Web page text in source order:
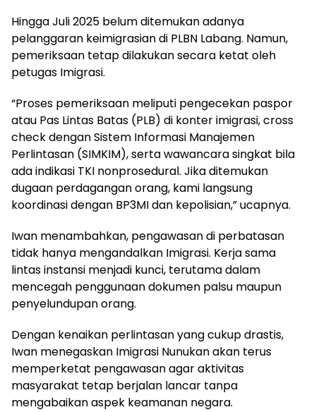
Hingga Juli 2025 belum ditemukan adanya
pelanggaran keimigrasian di PLBN Labang. Namun,
pemeriksaan tetap dilakukan secara ketat oleh
petugas Imigrasi.
“Proses pemeriksaan meliputi pengecekan paspor
atau Pas Lintas Batas (PLB) di konter imigrasi, cross
check dengan Sistem Informasi Manajemen
Perlintasan (SIMKIM), serta wawancara singkat bila
ada indikasi TKI nonprosedural. Jika ditemukan
dugaan perdagangan orang, kami langsung
koordinasi dengan BP3MI dan kepolisian,” ucapnya.
Iwan menambahkan, pengawasan di perbatasan
tidak hanya mengandalkan Imigrasi. Kerja sama
lintas instansi menjadi kunci, terutama dalam
mencegah penggunaan dokumen palsu maupun
penyelundupan orang.
Dengan kenaikan perlintasan yang cukup drastis,
Iwan menegaskan Imigrasi Nunukan akan terus
memperketat pengawasan agar aktivitas
masyarakat tetap berjalan lancar tanpa
mengabaikan aspek keamanan negara.